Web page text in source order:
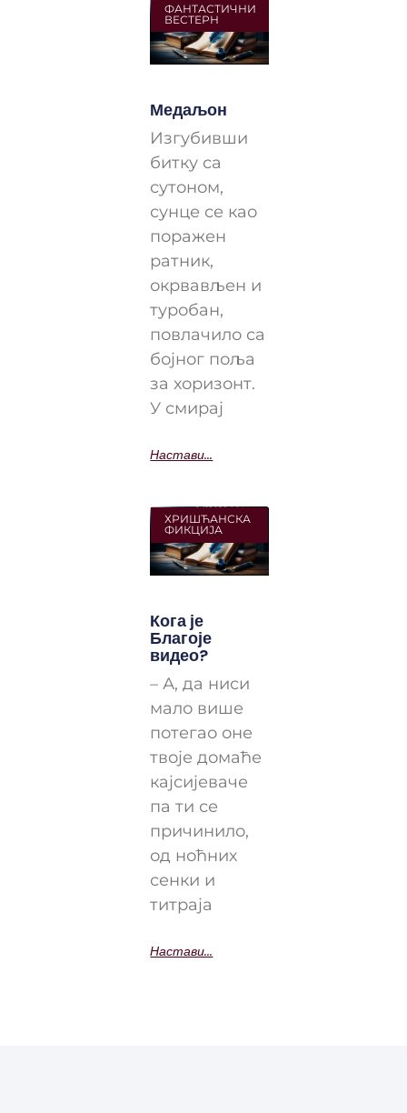
ФАНТАСТИЧНИ
ВЕСТЕРН
Медаљон
Изгубивши
битку са
сутоном,
сунце се као
поражен
ратник,
окрвављен и
туробан,
повлачило са
бојног поља
за хоризонт.
У смирај
Настави...
ХРИШЋАНСКА
ФИКЦИЈА
Кога је
Благоје
видео?
– А, да ниси
мало више
потегао оне
твоје домаће
кајсијеваче
па ти се
причинило,
од ноћних
сенки и
титраја
Настави...